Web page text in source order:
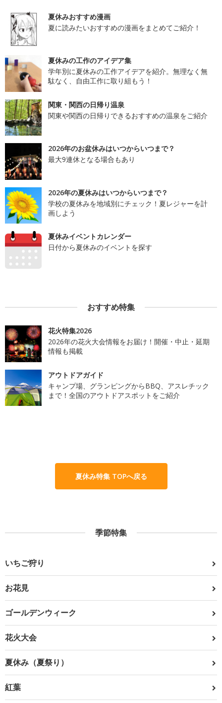
夏休みおすすめ漫画
夏に読みたいおすすめの漫画をまとめてご紹介！
夏休みの工作のアイデア集
学年別に夏休みの工作アイデアを紹介。無理なく無
駄なく、自由工作に取り組もう！
関東・関西の日帰り温泉
関東や関西の日帰りできるおすすめの温泉をご紹介
2026年のお盆休みはいつからいつまで？
最大9連休となる場合もあり
2026年の夏休みはいつからいつまで？
学校の夏休みを地域別にチェック！夏レジャーを計
画しよう
夏休みイベントカレンダー
日付から夏休みのイベントを探す
おすすめ特集
花火特集2026
2026年の花火大会情報をお届け！開催・中止・延期
情報も掲載
アウトドアガイド
キャンプ場、グランピングからBBQ、アスレチック
まで！全国のアウトドアスポットをご紹介
夏休み特集 TOPへ戻る
季節特集
いちご狩り
お花見
ゴールデンウィーク
花火大会
夏休み（夏祭り）
紅葉